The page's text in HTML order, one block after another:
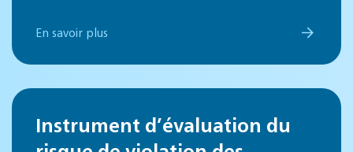
En savoir plus
Instrument d’évaluation du